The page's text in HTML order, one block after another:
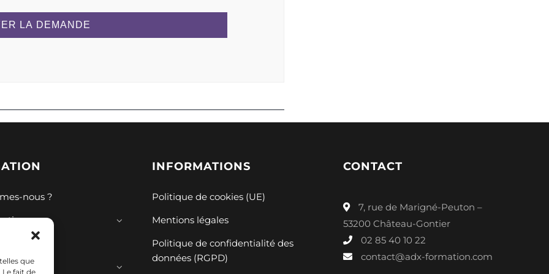
que
fait de
LA DEMANDE
nous ?
INFORMATIONS
Politique de cookies (UE)
Mentions légales
Politique de confidentialité des
données (RGPD)
CONTACT
7, rue de Marigné-Peuton –
53200 Château-Gontier
02 85 40 10 22
contact@adx-formation.com